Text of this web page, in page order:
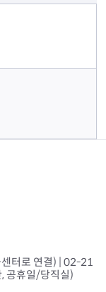
터로 연결) | 02-21
휴일/당직실)